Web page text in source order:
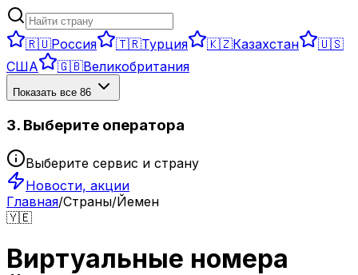
🇷🇺Россия 🇹🇷Турция 🇰🇿Казахстан
🇺🇸
США
🇬🇧Великобритания
Показать все 86
3. Выберите оператора
Выберите сервис и страну
Новости, акции
Главная/Страны/Йемен
🇾🇪
Виртуальные номера